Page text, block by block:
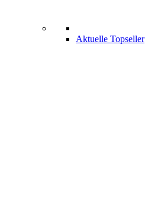
Aktuelle Topseller